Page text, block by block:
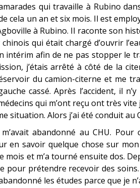
qui travaille à Rubino
cela un an et six mois. Il est
à Rubino. Il raconte son
qui était chargé d’ouvrir
intérim afin de ne pas stopper le
j’étais arrêté à côté de la
du camion-citerne et me
cassé. Après l’accident, il
qui m’ont reçu ont très
situation. Alors j’ai été conduit
abandonné au CHU.
en savoir quelque chose sur
mois et m’a tourné ensuite dos.
pour prétendre recevoir des
les études parce que je